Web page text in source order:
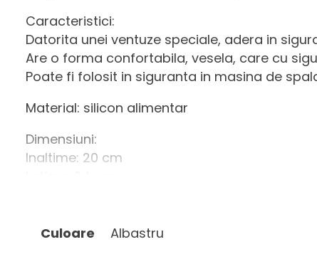
Caracteristici:
Datorita unei ventuze speciale, adera in
Are o forma confortabila, vesela, care cu
Poate fi folosit in siguranta in masina de
Material: silicon alimentar
Dimensiuni:
Inaltime: 20 cm
Culoare Albastru